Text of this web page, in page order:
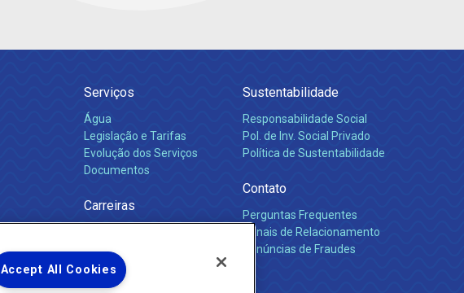
Serviços
Água
Legislação e Tarifas
Evolução dos Serviços
Documentos
Carreiras
Sustentabilidade
Responsabilidade Social
Pol. de Inv. Social Privado
Política de Sustentabilidade
Contato
Perguntas Frequentes
Canais de Relacionamento
Denúncias de Fraudes
Accept All Cookies